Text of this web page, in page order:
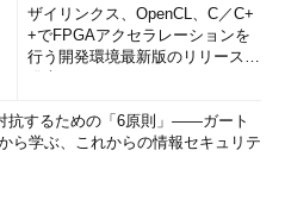
ザイリンクス、OpenCL、C／C+
+でFPGAアクセラレーションを
行う開発環境最新版のリリースを
抗するための「6原則」――ガート
ら学ぶ、これからの情報セキュリテ